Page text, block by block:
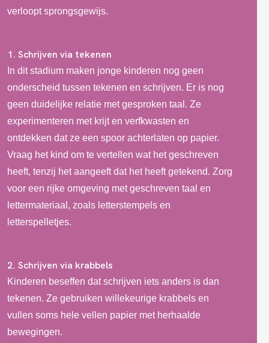
verloopt sprongsgewijs.
1. Schrijven via tekenen
In dit stadium maken jonge kinderen nog geen
onderscheid tussen tekenen en schrijven. Er is nog
geen duidelijke relatie met gesproken taal. Ze
experimenteren met krijt en verfkwasten en
ontdekken dat ze een spoor achterlaten op papier.
Vraag het kind om te vertellen wat het geschreven
heeft, tenzij het aangeeft dat het heeft getekend. Zorg
voor een rijke omgeving met geschreven taal en
lettermateriaal, zoals letterstempels en
letterspelletjes.
2. Schrijven via krabbels
Kinderen beseffen dat schrijven iets anders is dan
tekenen. Ze gebruiken willekeurige krabbels en
vullen soms hele vellen papier met herhaalde
bewegingen.